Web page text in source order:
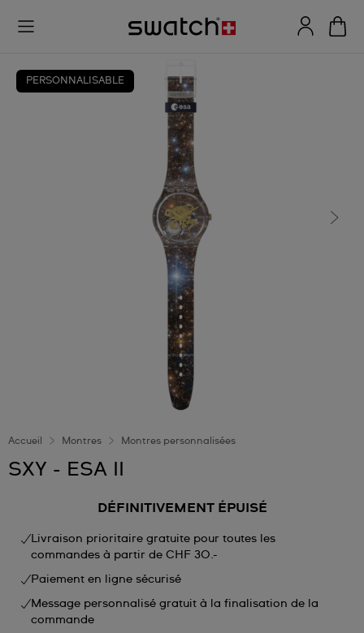
PERSONNALISABLE
Accueil Montres Montres personnalisées
SXY - ESA II
DÉFINITIVEMENT ÉPUISÉ
Livraison prioritaire gratuite pour toutes les
commandes à partir de CHF 30.-
Paiement en ligne sécurisé
Message personnalisé gratuit à la finalisation de la
commande